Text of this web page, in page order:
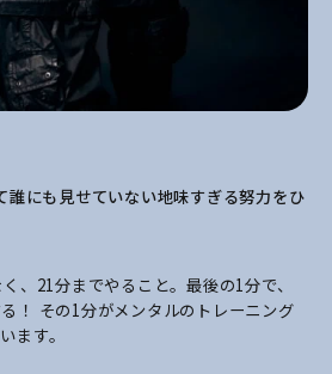
誰にも見せていない地味すぎる努力をひ
、21分までやること。最後の1分で、
！ その1分がメンタルのトレーニング
ます。